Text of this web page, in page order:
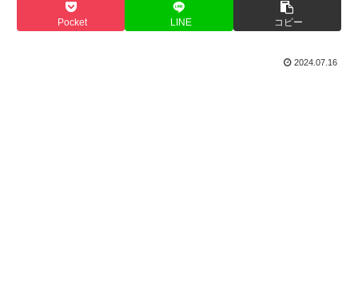
Pocket LINE コピー
2024.07.16